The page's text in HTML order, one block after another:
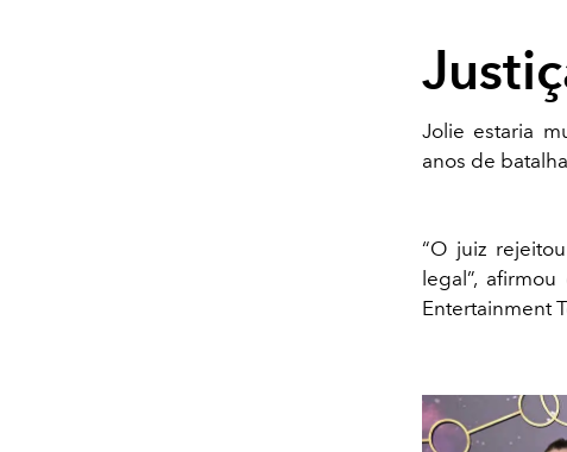
Jolie estaria
anos de
“O juiz
legal”,
Entertainment